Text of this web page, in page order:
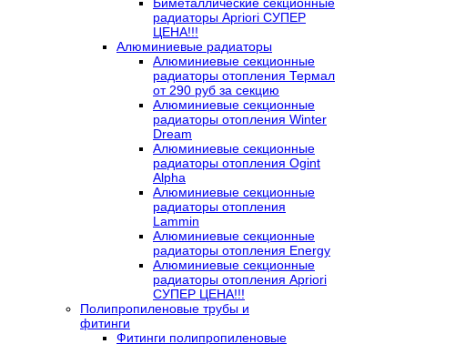
радиаторы Apriori СУПЕР
ЦЕНА!!!
Алюминиевые радиаторы
Алюминиевые секционные
радиаторы отопления Термал
от 290 руб за секцию
Алюминиевые секционные
радиаторы отопления Winter
Dream
Алюминиевые секционные
радиаторы отопления Ogint
Alpha
Алюминиевые секционные
радиаторы отопления
Lammin
Алюминиевые секционные
радиаторы отопления Energy
Алюминиевые секционные
радиаторы отопления Apriori
СУПЕР ЦЕНА!!!
Полипропиленовые трубы и
фитинги
Фитинги полипропиленовые